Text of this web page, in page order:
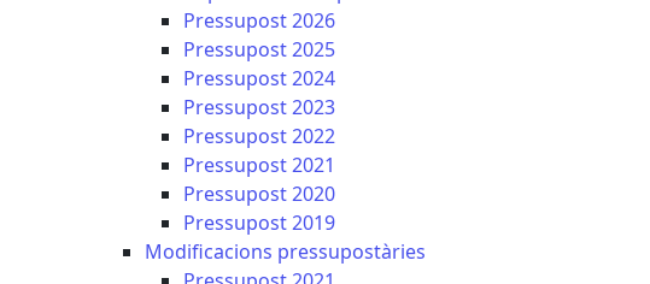
Pressupost 2026
Pressupost 2025
Pressupost 2024
Pressupost 2023
Pressupost 2022
Pressupost 2021
Pressupost 2020
Pressupost 2019
Modificacions pressupostàries